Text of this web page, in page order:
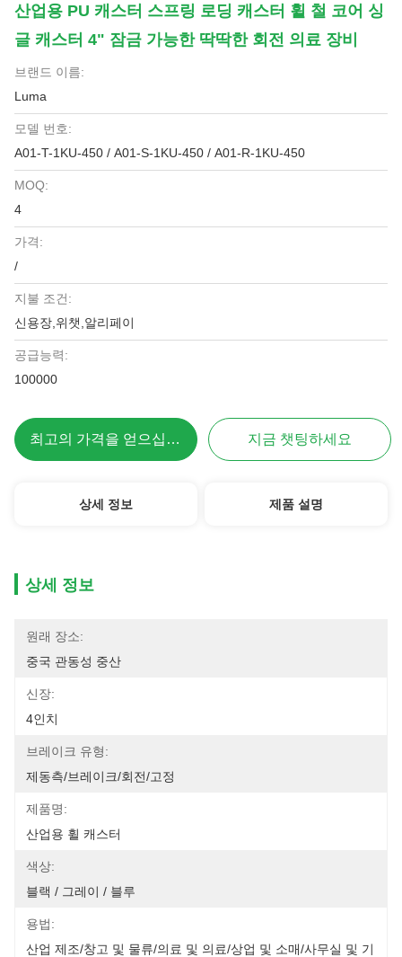
산업용 PU 캐스터 스프링 로딩 캐스터 휠 철 코어 싱
글 캐스터 4" 잠금 가능한 딱딱한 회전 의료 장비
브랜드 이름:
Luma
모델 번호:
A01-T-1KU-450 / A01-S-1KU-450 / A01-R-1KU-450
MOQ:
4
가격:
/
지불 조건:
신용장,위챗,알리페이
공급능력:
100000
최고의 가격을 얻으십시오 지금 챗팅하세요
상세 정보 제품 설명
상세 정보
원래 장소:
중국 관동성 중산
신장:
4인치
브레이크 유형:
제동측/브레이크/회전/고정
제품명:
산업용 휠 캐스터
색상:
블랙 / 그레이 / 블루
용법:
산업 제조/창고 및 물류/의료 및 의료/상업 및 소매/사무실 및 기